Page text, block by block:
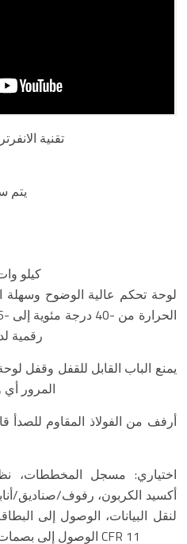
تقنية
8.7
لوحة تحكم عالية الوضوح
رقمية
يمنع الباب القابل للقفل وقفل
المرور
اختياري: مسجل المخططات،
أكسيد الكربون، رفوف/صناديق/
الوصول إلى بصمات الأصابع، يتوافق مع لائحة 21 CFR 11